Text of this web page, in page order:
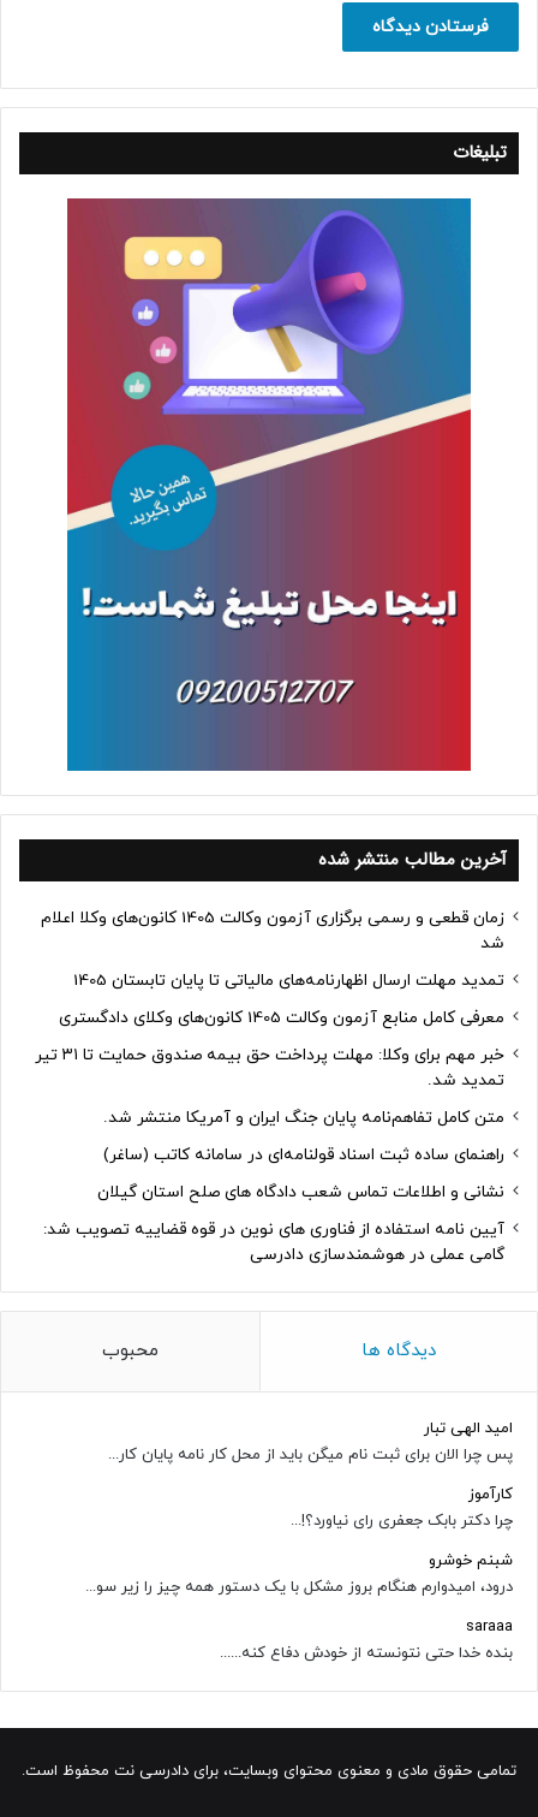
تبلیغات
آخرین مطالب منتشر شده
زمان قطعی و رسمی برگزاری آزمون وکالت 1405 کانون‌های وکلا اعلام
شد
تمدید مهلت ارسال اظهارنامه‌های مالیاتی تا پایان تابستان 1405
معرفی کامل منابع آزمون وکالت 1405 کانون‌های وکلای دادگستری
خبر مهم برای وکلا: مهلت پرداخت حق بیمه صندوق حمایت تا ۳۱ تیر
تمدید شد.
متن کامل تفاهم‌نامه پایان جنگ ایران و آمریکا منتشر شد.
راهنمای ساده ثبت اسناد قولنامه‌ای در سامانه کاتب (ساغر)
نشانی و اطلاعات تماس شعب دادگاه های صلح استان گیلان
آیین نامه استفاده از فناوری های نوین در قوه قضاییه تصویب شد:
گامی عملی در هوشمندسازی دادرسی
دیدگاه ها محبوب
امید الهی تبار
پس چرا الان برای ثبت نام میگن باید از محل کار نامه پایان کار...
کارآموز
چرا دکتر بابک جعفری رای نیاورد؟!...
شبنم خوشرو
درود، امیدوارم هنگام بروز مشکل با یک دستور همه چیز را زیر سو...
saraaa
بنده خدا حتی نتونسته از خودش دفاع کنه......
تمامی حقوق مادی و معنوی محتوای وبسایت، برای دادرسی نت محفوظ است.